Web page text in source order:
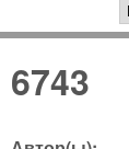
6743